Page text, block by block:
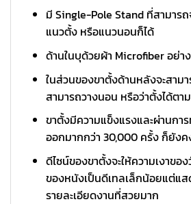
มี Single-Pole Stand ที่สามารถ
แนวตั้ง หรือแนวนอนก็ได้
ด้านในบุด้วยผ้า Microfiber อย่า
ในส่วนของขาตั้งด้านหลังจะสาม
สามารถวางนอน หรือว่าตั้งได้ต
ขาตั้งมีความแข็งแรงและผ่านกา
ออกมากกว่า 30,000 ครั้ง ก็ยัง
ดีไซน์ของขาตั้งจะให้ความเงาขอ
ของหนังเป็นดีเทลเล็กน้อยแต่แส
รายละเอียดงานที่สวยมาก